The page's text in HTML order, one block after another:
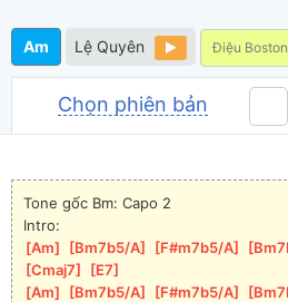
Am Lệ Quyên Điệu Boston
Chọn phiên bản
Tone gốc Bm: Capo 2
Intro:
[Am [Bm7b5/A [F#m7b5/A [
Cmaj7
[E7
[Am [Bm7b5/A [F#m7b5/A [